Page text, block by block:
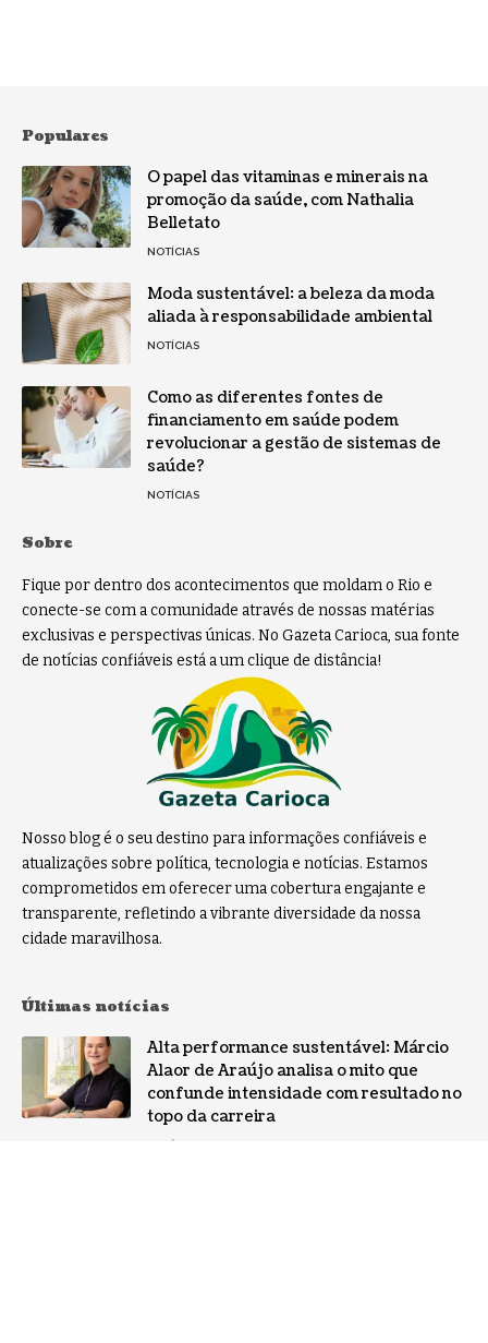
Populares
O papel das vitaminas e minerais na
promoção da saúde, com Nathalia
Belletato
NOTÍCIAS
Moda sustentável: a beleza da moda
aliada à responsabilidade ambiental
NOTÍCIAS
Como as diferentes fontes de
financiamento em saúde podem
revolucionar a gestão de sistemas de
saúde?
NOTÍCIAS
Sobre
Fique por dentro dos acontecimentos que moldam o Rio e
conecte-se com a comunidade através de nossas matérias
exclusivas e perspectivas únicas. No Gazeta Carioca, sua fonte
de notícias confiáveis está a um clique de distância!
Nosso blog é o seu destino para informações confiáveis e
atualizações sobre política, tecnologia e notícias. Estamos
comprometidos em oferecer uma cobertura engajante e
transparente, refletindo a vibrante diversidade da nossa
cidade maravilhosa.
Últimas notícias
Alta performance sustentável: Márcio
Alaor de Araújo analisa o mito que
confunde intensidade com resultado no
topo da carreira
NOTÍCIAS